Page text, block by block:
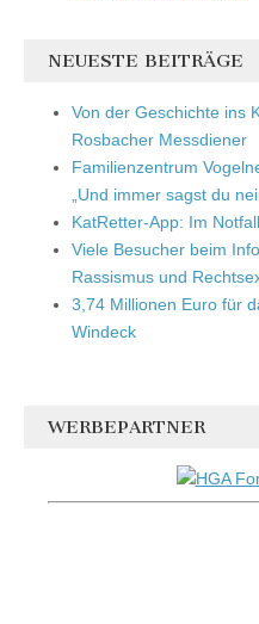
NEUESTE BEITRÄGE
Von der Geschichte ins
Rosbacher Messdiener
Familienzentrum
„Und immer sagst du
KatRetter-App: Im
Viele Besucher beim
Rassismus und
3,74 Millionen Euro für
Windeck
WERBEPARTNER